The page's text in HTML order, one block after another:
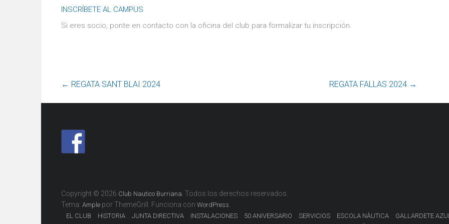
INSCRÍBETE AL CAMPUS
Si eres socio, ponte en contacto con la oficina del club para formalizar tu inscripción.
← REGATA SANT BLAI 2024 REGATA FALLAS 2024 →
Copyright © 2026 Club Nautico Burriana. Todos los derechos reservados.
Tema: Ample por ThemeGrill. Funciona con WordPress.
EL CLUB HISTORIA JUNTA DIRECTIVA INSTALACIONES 50 ANIVERSARIO SERVICIOS ESCOLA NÀUTICA GALLARDETE